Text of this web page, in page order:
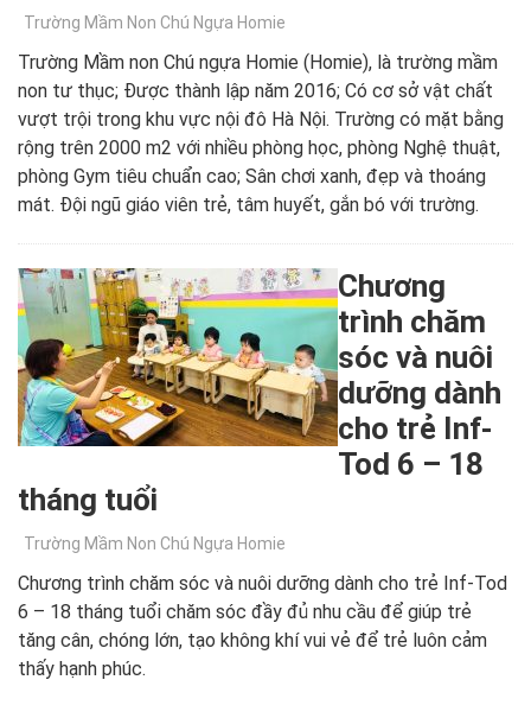
Trường Mầm Non Chú Ngựa Homie
Trường Mầm non Chú ngựa Homie (Homie), là trường mầm
non tư thục; Được thành lập năm 2016; Có cơ sở vật chất
vượt trội trong khu vực nội đô Hà Nội. Trường có mặt bằng
rộng trên 2000 m2 với nhiều phòng học, phòng Nghệ thuật,
phòng Gym tiêu chuẩn cao; Sân chơi xanh, đẹp và thoáng
mát. Đội ngũ giáo viên trẻ, tâm huyết, gắn bó với trường.
Chương
trình chăm
sóc và nuôi
dưỡng dành
cho trẻ Inf-
Tod 6 – 18
tháng tuổi
Trường Mầm Non Chú Ngựa Homie
Chương trình chăm sóc và nuôi dưỡng dành cho trẻ Inf-Tod
6 – 18 tháng tuổi chăm sóc đầy đủ nhu cầu để giúp trẻ
tăng cân, chóng lớn, tạo không khí vui vẻ để trẻ luôn cảm
thấy hạnh phúc.